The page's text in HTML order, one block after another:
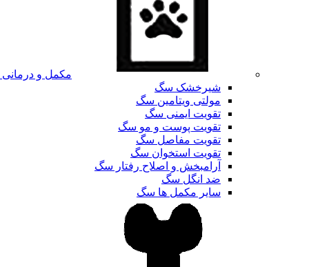
مکمل و
شیرخشک سگ
مولتی ویتامین سگ
تقویت ایمنی سگ
تقویت پوست و مو سگ
تقویت مفاصل سگ
تقویت استخوان سگ
آرامبخش و اصلاح رفتار سگ
ضد انگل سگ
سایر مکمل ها سگ